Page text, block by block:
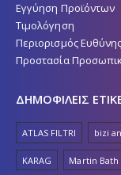
Εγγύηση Προϊόντων
Τιμολόγηση
Περιορισμός Ευθύνης
Προστασία
ΔΗΜΟΦΙΛΕΙΣ
ATLAS FILTRI bizi
KARAG Martin Bath